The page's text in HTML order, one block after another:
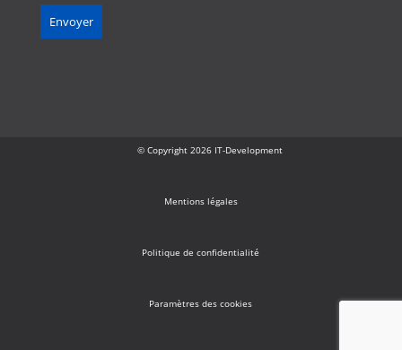
© Copyright 2026 IT-Development
Mentions légales
Politique de confidentialité
Paramètres des cookies